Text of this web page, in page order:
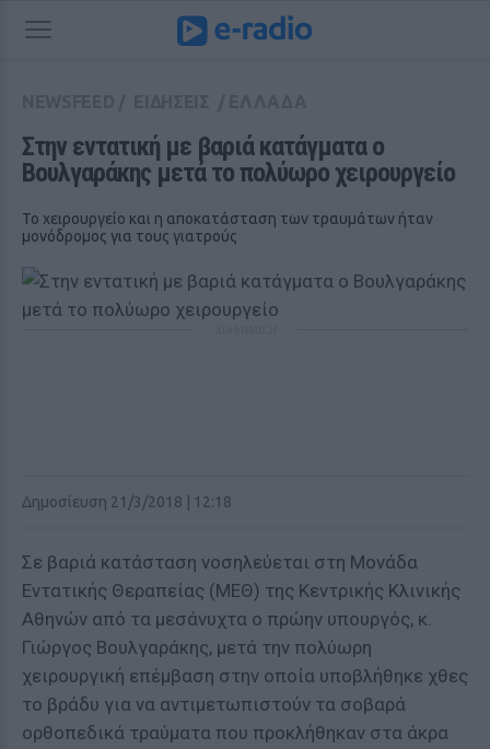
Στην εντατική με βαριά κατάγματα ο
Βουλγαράκης μετά το πολύωρο χειρουργείο
Το χειρουργείο και η αποκατάσταση των τραυμάτων ήταν
μονόδρομος για τους γιατρούς
Δημοσίευση 21/3/2018 | 12:18
Σε βαριά κατάσταση νοσηλεύεται στη Μονάδα
Εντατικής Θεραπείας (ΜΕΘ) της Κεντρικής Κλινικής
Αθηνών από τα μεσάνυχτα ο πρώην υπουργός, κ.
Γιώργος Βουλγαράκης, μετά την πολύωρη
χειρουργική επέμβαση στην οποία υποβλήθηκε χθες
το βράδυ για να αντιμετωπιστούν τα σοβαρά
ορθοπεδικά τραύματα που προκλήθηκαν στα άκρα